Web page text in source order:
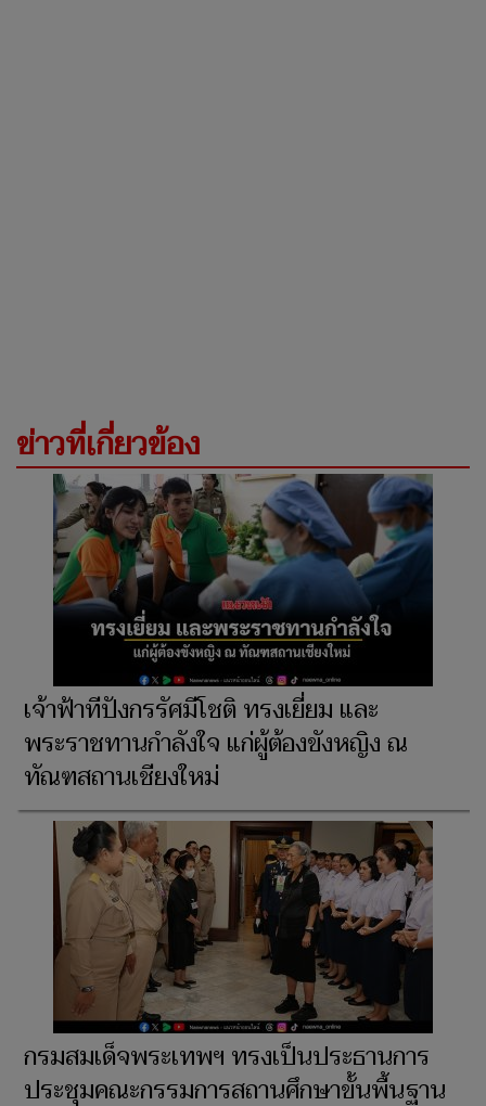
ข่าวที่เกี่ยวข้อง
เจ้าฟ้าทีปังกรรัศมีโชติ ทรงเยี่ยม และ
พระราชทานกำลังใจ แก่ผู้ต้องขังหญิง ณ
ทัณฑสถานเชียงใหม่
กรมสมเด็จพระเทพฯ ทรงเป็นประธานการ
ประชุมคณะกรรมการสถานศึกษาขั้นพื้นฐาน